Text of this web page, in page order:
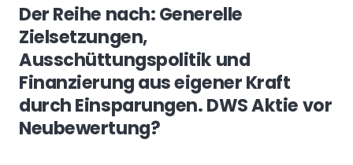
Der Reihe nach: Generelle
Zielsetzungen,
Ausschüttungspolitik und
Finanzierung aus eigener Kraft
durch Einsparungen. DWS Aktie vor
Neubewertung?